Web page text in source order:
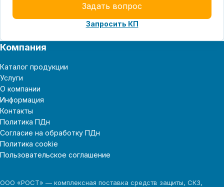
Задать вопрос
Запросить КП
Компания
Каталог продукции
Услуги
О компании
Информация
Контакты
Политика ПДн
Согласие на обработку ПДн
Политика cookie
Пользовательское соглашение
ООО «РОСТ» — комплексная поставка средств защиты, СКЗ,